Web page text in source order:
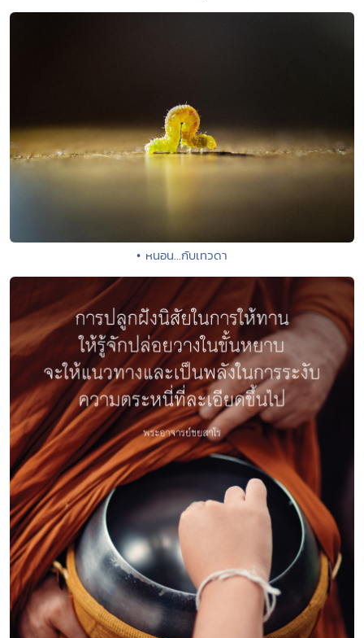
• หนอน...กับเทวดา